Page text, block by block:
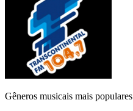
Gêneros musicais mais populares